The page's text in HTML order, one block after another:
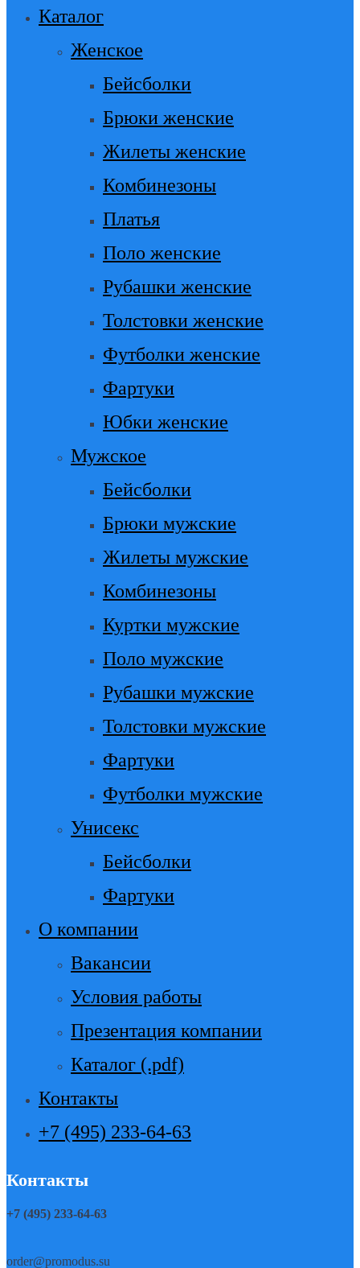
Каталог
Женское
Бейсболки
Брюки женские
Жилеты женские
Комбинезоны
Платья
Поло женские
Рубашки женские
Толстовки женские
Футболки женские
Фартуки
Юбки женские
Мужское
Бейсболки
Брюки мужские
Жилеты мужские
Комбинезоны
Куртки мужские
Поло мужские
Рубашки мужские
Толстовки мужские
Фартуки
Футболки мужские
Унисекс
Бейсболки
Фартуки
О компании
Вакансии
Условия работы
Презентация компании
Каталог (.pdf)
Контакты
+7 (495) 233-64-63
Контакты
+7 (495) 233-64-63
order@promodus.su